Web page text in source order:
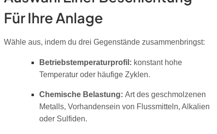
Für Ihre Anlage
Wähle aus, indem du drei Gegenstände zusammenbringst:
Betriebstemperaturprofil: konstant hohe
Temperatur oder häufige Zyklen.
Chemische Belastung: Art des geschmolzenen
Metalls, Vorhandensein von Flussmitteln, Alkalien
oder Sulfiden.